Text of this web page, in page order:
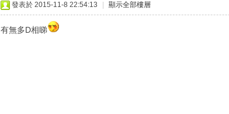
發表於 2015-11-8 22:54:13 顯示全部樓層
有無多D相睇